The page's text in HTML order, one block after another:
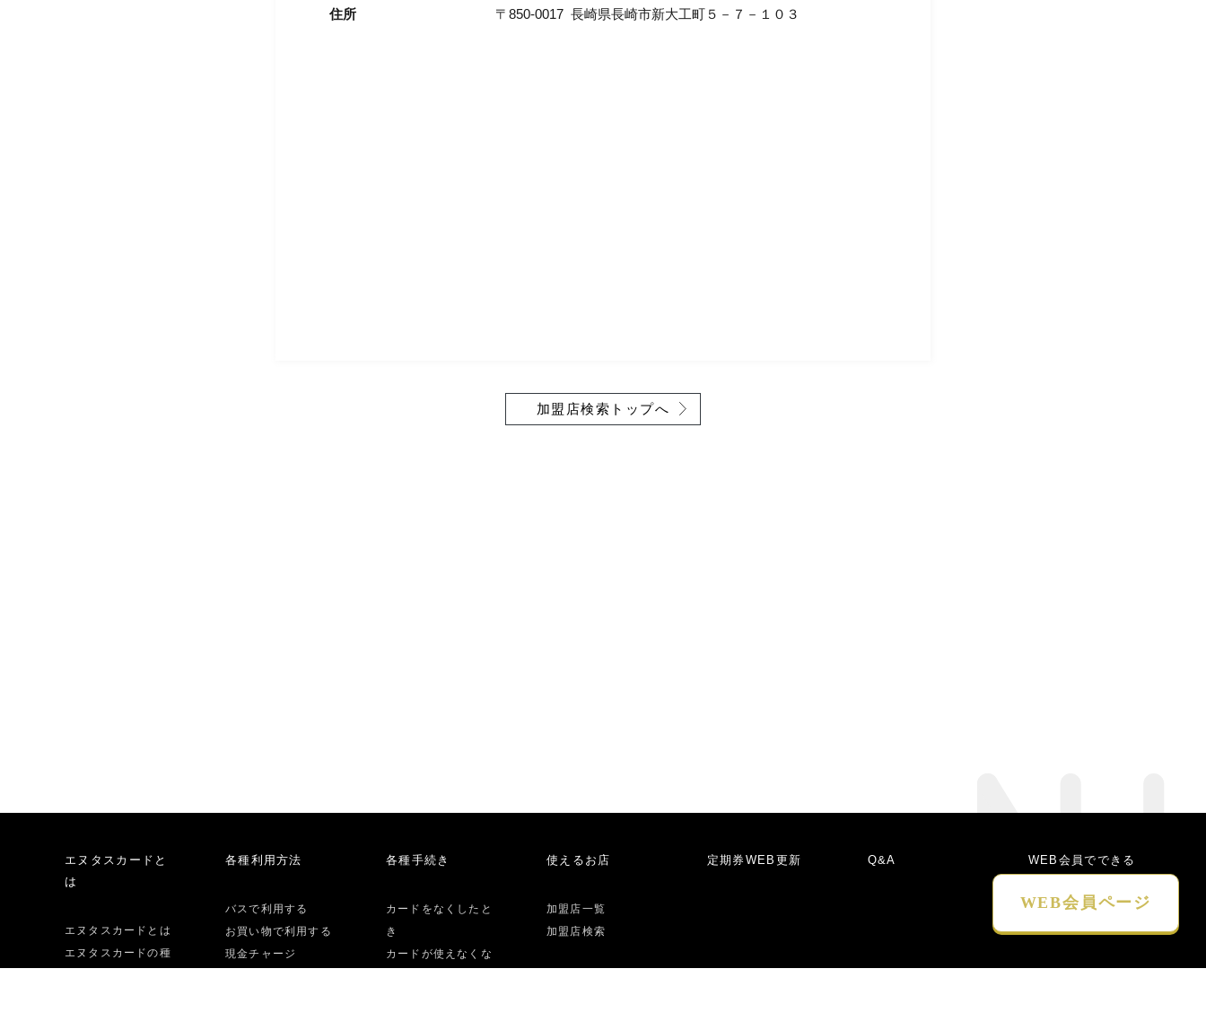
WEB会員ページ
住所 〒850-0017 長崎県長崎市新大工町５－７－１０３
加盟店検索トップへ
エヌタスカードと
は
エヌタスカードとは
エヌタスカードの種
各種利用方法
バスで利用する
お買い物で利用する
現金チャージ
各種手続き
カードをなくしたと
き
カードが使えなくな
使えるお店
加盟店一覧
加盟店検索
定期券WEB更新 Q&A
WEB会員でできる